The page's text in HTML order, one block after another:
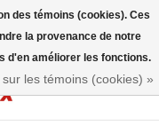
des témoins (cookies). Ces
la provenance de notre
d'en améliorer les fonctions.
les témoins (cookies) »